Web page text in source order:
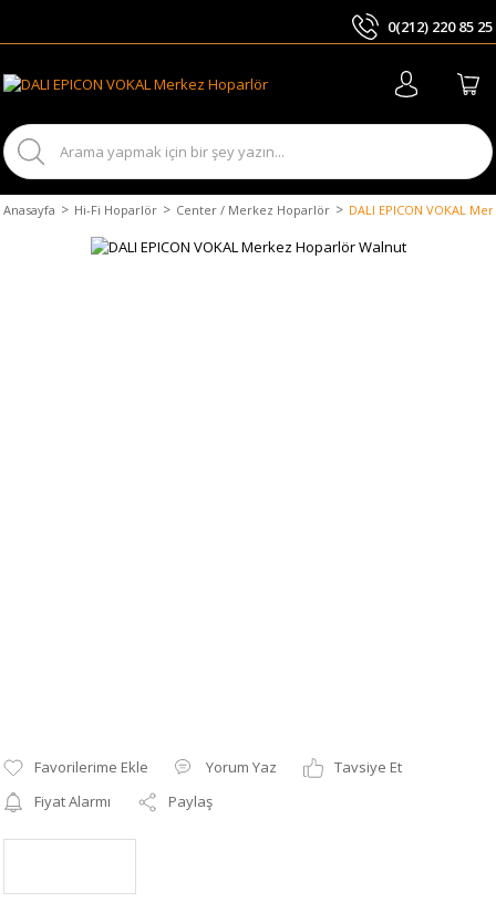
0(212) 220 85 25
Anasayfa Hi-Fi Hoparlör Center / Merkez Hoparlör DALI EPICON VOKAL
Yorum Yaz
Tavsiye Et
Fiyat Alarmı
Paylaş